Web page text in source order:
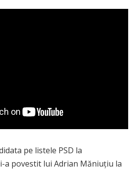
pe listele PSD la
a povestit lui Adrian Măniuțiu la